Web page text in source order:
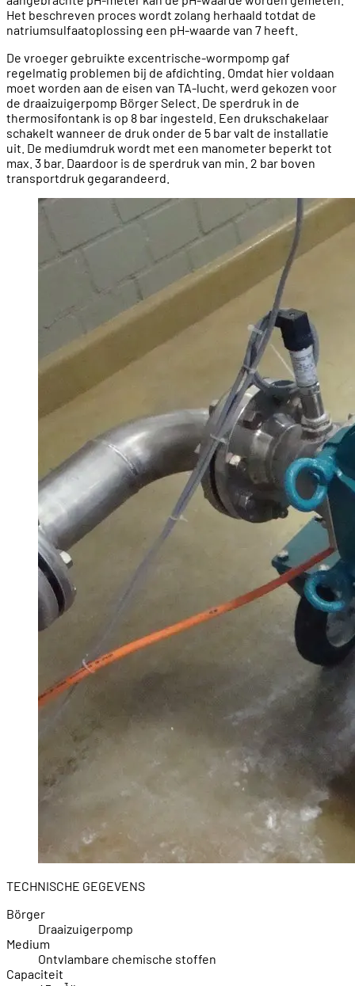
Het beschreven proces wordt zolang herhaald totdat de
natriumsulfaatoplossing een pH-waarde van 7 heeft.
De vroeger gebruikte excentrische-wormpomp gaf
regelmatig problemen bij de afdichting. Omdat hier voldaan
moet worden aan de eisen van TA-lucht, werd gekozen voor
de draaizuigerpomp Börger Select. De sperdruk in de
thermosifontank is op 8 bar ingesteld. Een drukschakelaar
schakelt wanneer de druk onder de 5 bar valt de installatie
uit. De mediumdruk wordt met een manometer beperkt tot
max. 3 bar. Daardoor is de sperdruk van min. 2 bar boven
transportdruk gegarandeerd.
TECHNISCHE GEGEVENS
Börger
Draaizuigerpomp
Medium
Ontvlambare chemische stoffen
Capaciteit